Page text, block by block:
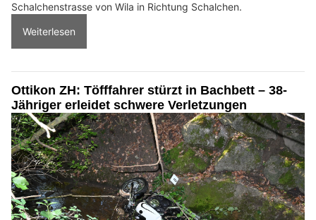
Schalchenstrasse von Wila in Richtung Schalchen.
Weiterlesen
Ottikon ZH: Töfffahrer stürzt in Bachbett – 38-
Jähriger erleidet schwere Verletzungen